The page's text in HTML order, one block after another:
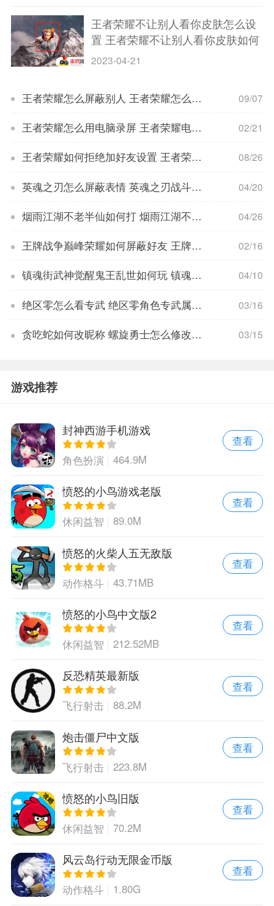
王者荣耀不让别人看你皮肤怎么设
置 王者荣耀不让别人看你皮肤如何
设置
2023-04-21
王者荣耀怎么屏蔽别人 王者荣耀怎么屏蔽别人看主页 09/07
王者荣耀怎么用电脑录屏 王者荣耀电脑录屏如何设置 02/21
王者荣耀如何拒绝加好友设置 王者荣耀怎么拒绝加好友设置 08/26
英魂之刃怎么屏蔽表情 英魂之刃战斗表情设置教程 04/20
烟雨江湖不老半仙如何打 烟雨江湖不老半仙打法教程 04/26
王牌战争巅峰荣耀如何屏蔽好友 王牌战士屏蔽好友步骤 02/16
镇魂街武神觉醒鬼王乱世如何玩 镇魂街武神觉醒鬼王乱世玩法教程 04/10
绝区零怎么看专武 绝区零角色专武属性分析 03/16
贪吃蛇如何改昵称 螺旋勇士怎么修改昵称 03/15
游戏推荐
封神西游手机游戏
角色扮演 464.9M
查看
愤怒的小鸟游戏老版
休闲益智 89.0M
查看
愤怒的火柴人五无敌版
动作格斗 43.71MB
查看
愤怒的小鸟中文版2
休闲益智 212.52MB
查看
反恐精英最新版
飞行射击 88.2M
查看
炮击僵尸中文版
飞行射击 223.8M
查看
愤怒的小鸟旧版
休闲益智 70.2M
查看
风云岛行动无限金币版
动作格斗 1.80G
查看